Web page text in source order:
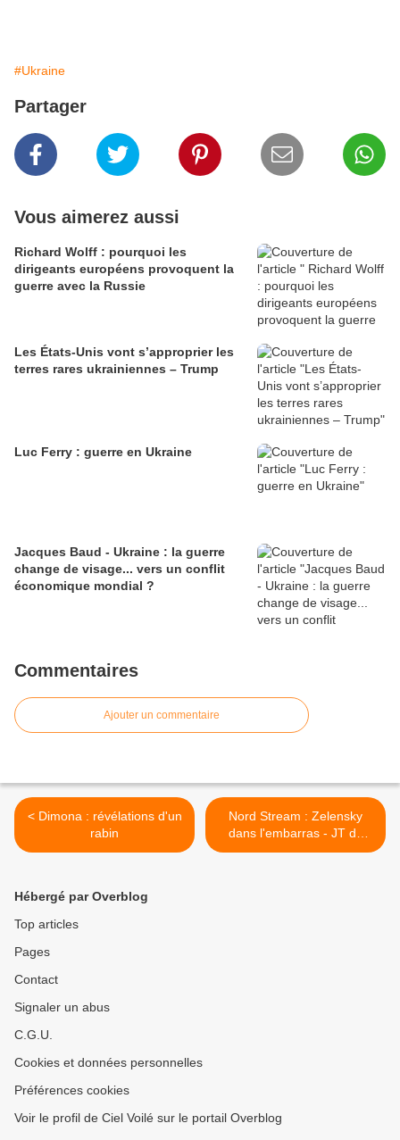
#Ukraine
Partager
Vous aimerez aussi
Richard Wolff : pourquoi les
dirigeants européens provoquent la
guerre avec la Russie
Les États-Unis vont s’approprier les
terres rares ukrainiennes – Trump
Luc Ferry : guerre en Ukraine
Jacques Baud - Ukraine : la guerre
change de visage... vers un conflit
économique mondial ?
Commentaires
Ajouter un commentaire
< Dimona : révélations d'un
rabin
Nord Stream : Zelensky
dans l'embarras - JT du
jeudi 2 juillet 2026 >
Hébergé par Overblog
Top articles
Pages
Contact
Signaler un abus
C.G.U.
Cookies et données personnelles
Préférences cookies
Voir le profil de Ciel Voilé sur le portail Overblog